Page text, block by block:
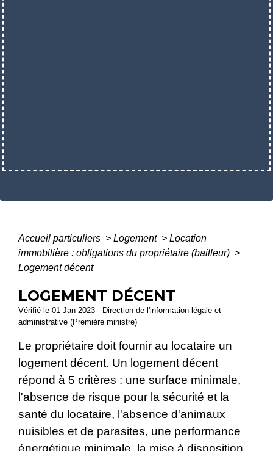
Accueil particuliers > Logement > Location
immobilière : obligations du propriétaire (bailleur) >
Logement décent
LOGEMENT DÉCENT
Vérifié le 01 Jan 2023 - Direction de l'information légale et
administrative (Première ministre)
Le propriétaire doit fournir au locataire un
logement décent. Un logement décent
répond à 5 critères : une surface minimale,
l'absence de risque pour la sécurité et la
santé du locataire, l'absence d'animaux
nuisibles et de parasites, une performance
énergétique minimale, la mise à disposition